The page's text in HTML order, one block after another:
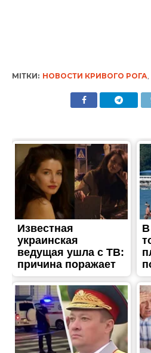
МІТКИ: НОВОСТИ КРИВОГО РОГА